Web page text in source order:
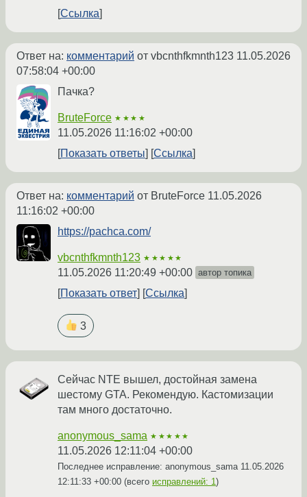
Ссылка
Ответ на: комментарий от vbcnthfkmnth123 11.05.2026
07:58:04 +00:00
Пачка?
BruteForce ★★★★
11.05.2026 11:16:02 +00:00
Показать ответы
Ссылка
Ответ на: комментарий от BruteForce 11.05.2026
11:16:02 +00:00
https://pachca.com/
vbcnthfkmnth123 ★★★★★
11.05.2026 11:20:49 +00:00 автор топика
Показать ответ Ссылка
3
Сейчас NTE вышел, достойная замена
шестому GTA. Рекомендую. Кастомизации
там много достаточно.
anonymous_sama ★★★★★
11.05.2026 12:11:04 +00:00
Последнее исправление: anonymous_sama 11.05.2026
12:11:33 +00:00 (всего исправлений: 1 )